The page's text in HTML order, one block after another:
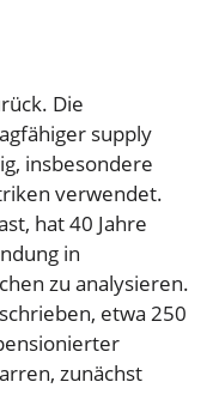
Die
supply
insbesondere
verwendet.
hat 40 Jahre
in
zu analysieren.
etwa 250
zunächst